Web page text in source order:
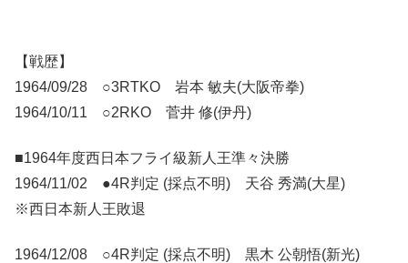
【戦歴】
1964/09/28 ○3RTKO 岩本 敏夫(大阪帝拳)
1964/10/11 ○2RKO 菅井 修(伊丹)
■1964年度西日本フライ級新人王準々決勝
1964/11/02 ●4R判定 (採点不明) 天谷 秀満(大星)
※西日本新人王敗退
1964/12/08 ○4R判定 (採点不明) 黒木 公朝悟(新光)